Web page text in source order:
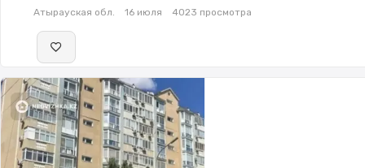
сантехника,Кладовка,Счётчики,Тихий двор,Кондиционер
Атырауская обл. 16 июля 4023 просмотра